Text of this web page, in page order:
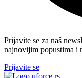
Prijavite se za naš
najnovijim popustima i
Prijavite se